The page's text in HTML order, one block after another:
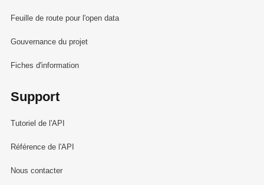
Feuille de route pour l'open data
Gouvernance du projet
Fiches d'information
Support
Tutoriel de l'API
Référence de l'API
Nous contacter